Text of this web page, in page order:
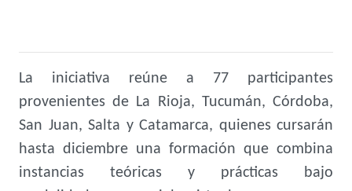
La iniciativa reúne a 77 participantes
provenientes de La Rioja, Tucumán, Córdoba,
San Juan, Salta y Catamarca, quienes cursarán
hasta diciembre una formación que combina
instancias teóricas y prácticas bajo